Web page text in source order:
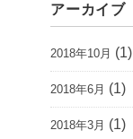
アーカイブ
2018年10月 (1)
2018年6月 (1)
2018年3月 (1)